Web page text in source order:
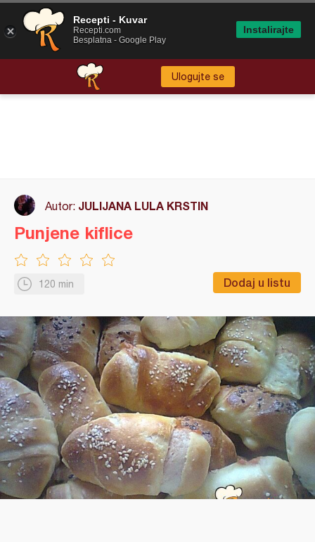
Ulogujte se
Autor: JULIJANA LULA KRSTIN
120 min Dodaj u listu
Punjene kiflice
Recepti - Kuvar
Recepti.com
Besplatna - Google Play
Instalirajte